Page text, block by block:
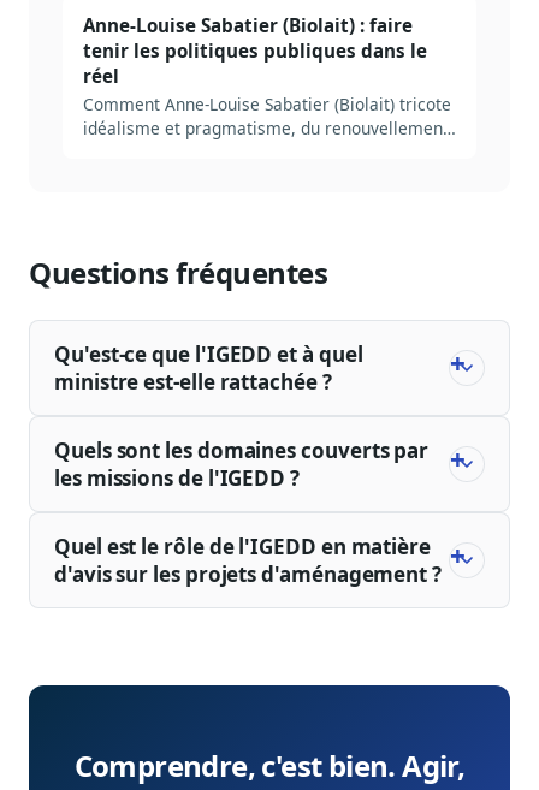
publiques et lance sa formation IA pour
lobbyistes.
Anne-Louise Sabatier (Biolait) : faire
tenir les politiques publiques dans le
réel
Comment Anne-Louise Sabatier (Biolait) tricote
idéalisme et pragmatisme, du renouvellement
Questions fréquentes
Qu'est-ce que l'IGEDD et à quel
ministre est-elle rattachée ?
Quels sont les domaines couverts par
les missions de l'IGEDD ?
Quel est le rôle de l'IGEDD en matière
d'avis sur les projets d'aménagement ?
Comprendre, c'est bien. Agir,